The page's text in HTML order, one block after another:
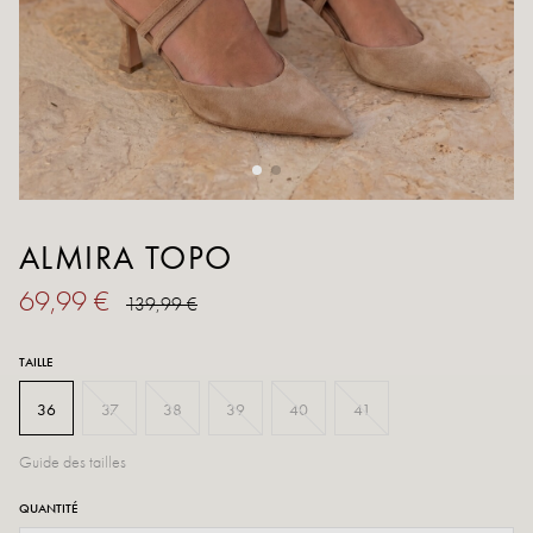
ALMIRA TOPO
69,99 € 139,99 €
TAILLE
36 37 38 39 40 41
Guide des tailles
QUANTITÉ